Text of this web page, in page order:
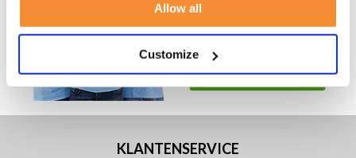
Allow all
Customize
KLANTENSERVICE